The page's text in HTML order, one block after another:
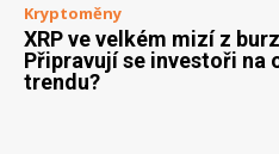
Kryptoměny
XRP ve velkém mizí z
Připravují se investoři na
trendu?